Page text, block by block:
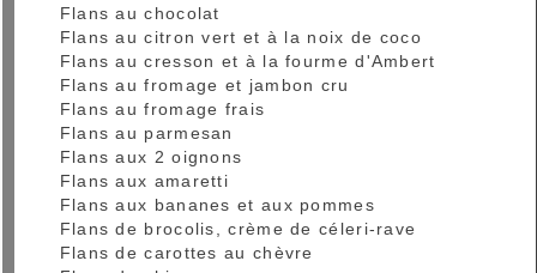
Flans au chocolat
Flans au citron vert et à la noix de coco
Flans au cresson et à la fourme d'Ambert
Flans au fromage et jambon cru
Flans au fromage frais
Flans au parmesan
Flans aux 2 oignons
Flans aux amaretti
Flans aux bananes et aux pommes
Flans de brocolis, crème de céleri-rave
Flans de carottes au chèvre